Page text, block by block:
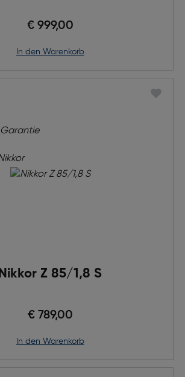
€ 999,00
in den Warenkorb
Nikkor Z 85/1,8 S
€ 789,00
in den Warenkorb